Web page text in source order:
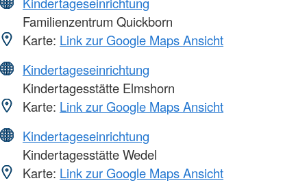
Familienzentrum Quickborn
Karte: Link zur Google Maps Ansicht
Kindertageseinrichtung
Kindertagesstätte Elmshorn
Karte: Link zur Google Maps Ansicht
Kindertageseinrichtung
Kindertagesstätte Wedel
Karte: Link zur Google Maps Ansicht